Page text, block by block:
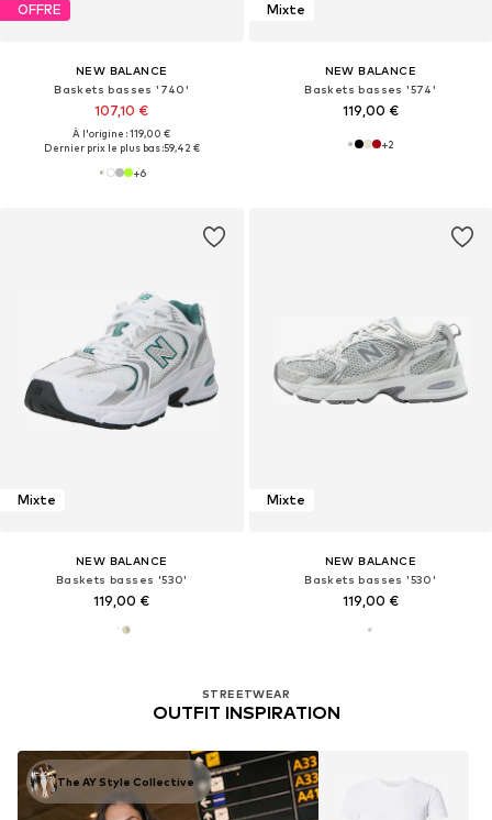
OFFRE
NEW BALANCE
Baskets basses '740'
107,10 €
À l'origine : 119,00 €
Dernier prix le plus bas :59,42 €
+6
Mixte
NEW BALANCE
Baskets basses '574'
119,00 €
+2
Mixte
NEW BALANCE
Baskets basses '530'
119,00 €
STREETWEAR
OUTFIT INSPIRATION
The AY Style Collective
Mixte
NEW BALANCE
Baskets basses '530'
119,00 €